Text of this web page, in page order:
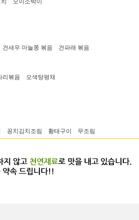
오이소박이
새우 마늘쫑 볶음 건파래 볶음
볶음 오색탕평채
꽁치김치조림 황태구이 무조림